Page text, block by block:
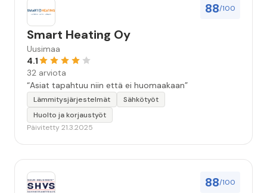
88/100
Smart Heating Oy
Uusimaa
4.1
32 arviota
“Asiat tapahtuu niin että ei huomaakaan”
Lämmitysjärjestelmät
Sähkötyöt
Huolto ja korjaustyöt
Päivitetty 21.3.2025
88/100